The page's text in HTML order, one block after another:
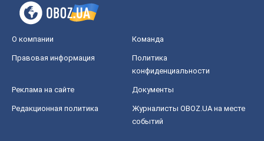
О компании Команда
Правовая информация
Политика
конфиденциальности
Реклама на сайте Документы
Редакционная политика
Журналисты OBOZ.UA на месте
событий